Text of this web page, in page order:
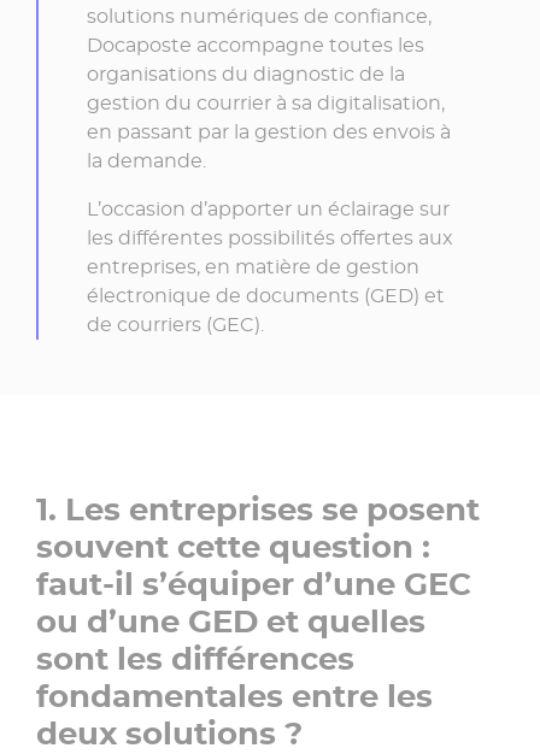
solutions numériques de confiance,
Docaposte accompagne toutes les
organisations du diagnostic de la
gestion du courrier à sa digitalisation,
en passant par la gestion des envois à
la demande.
L’occasion d’apporter un éclairage sur
les différentes possibilités offertes aux
entreprises, en matière de gestion
électronique de documents (GED) et
de courriers (GEC).
1. Les entreprises se posent
souvent cette question :
faut-il s’équiper d’une GEC
ou d’une GED et quelles
sont les différences
fondamentales entre les
deux solutions ?